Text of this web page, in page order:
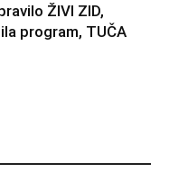
ŽIVI ZID,
program, TUČA